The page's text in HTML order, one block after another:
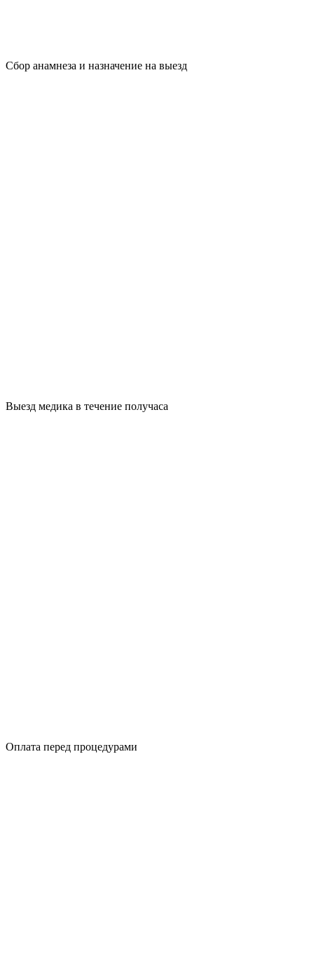
Сбор анамнеза и назначение на выезд
Выезд медика в течение получаса
Оплата перед процедурами